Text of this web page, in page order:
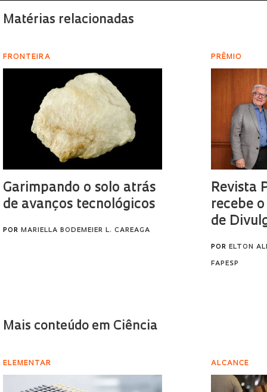
Matérias relacionadas
FRONTEIRA
Garimpando o solo atrás
de avanços tecnológicos
POR MARIELLA BODEMEIER L. CAREAGA
PRÊMIO
Revista
recebe o
de
PORELTON
FAPESP
Mais conteúdo em Ciência
ELEMENTAR ALCANCE